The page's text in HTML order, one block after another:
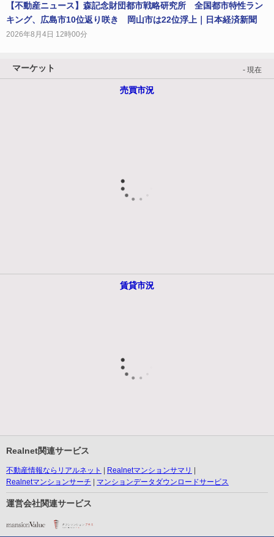
【不動産ニュース】森記念財団都市戦略研究所 全国都市特性ラン
キング、広島市10位返り咲き 岡山市は22位浮上｜日本経済新聞
2026年8月4日 12時00分
マーケット - 現在
売買市況
賃貸市況
Realnet関連サービス
不動産情報ならリアルネット
Realnetマンションサマリ
Realnetマンションサーチ
マンションデータダウンロードサービス
運営会社関連サービス